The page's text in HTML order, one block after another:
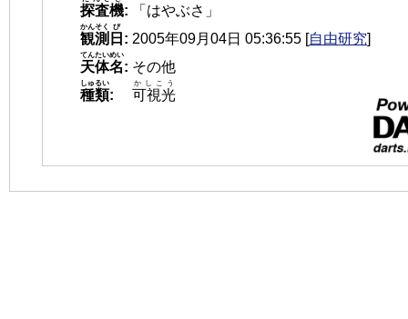
探査機:
「はやぶさ」
観測
かんそく
日
び
: 2005年09月04日 05:36:55 [自由研究]
天体名
てんたいめい
: その他
種類
しゅるい
: 可視光
かしこう